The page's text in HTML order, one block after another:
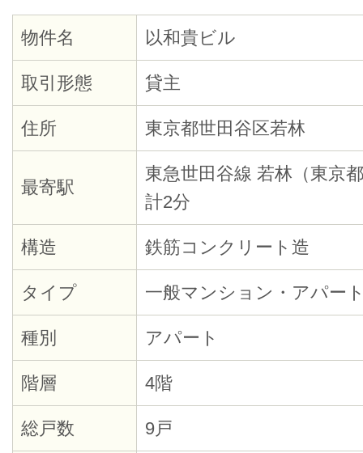
物件名 以和貴ビル
取引形態 貸主
住所 東京都世田谷区若林
最寄駅
東急世田谷線 若林（東京
計2分
構造 鉄筋コンクリート造
タイプ 一般マンション・アパー
種別 アパート
階層 4階
総戸数 9戸